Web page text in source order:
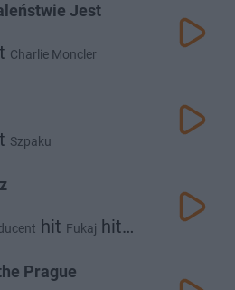
Jest
Charlie Moncler
Szpaku
hit Fukaj hit
Prague